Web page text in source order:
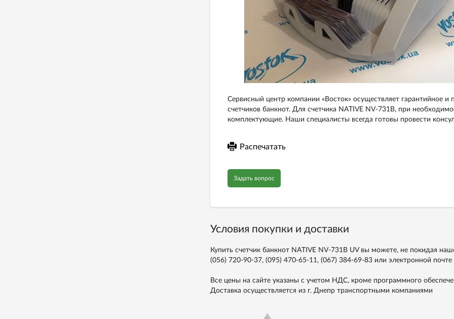
Сервисный центр компании «Восток» осуществляет гарантийное и
счетчиков банкнот. Для счетчика NATIVE NV-731B, при
комплектующие. Наши специалисты всегда готовы провести
Распечатать
Задать вопрос
Условия покупки и доставки
Купить счетчик банкнот NATIVE NV-731B UV вы можете, не покидая
(056) 720-90-37, (095) 470-65-11, (067) 384-69-83или электронной почте
Все цены на сайте указаны с учетом НДС, кроме программного
Доставка осуществляется из г. Днепр транспортными компаниями